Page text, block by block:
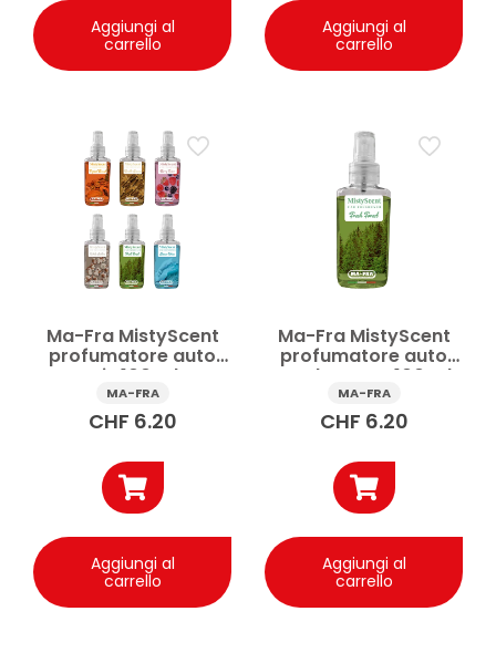
Aggiungi al
carrello
Aggiungi al
carrello
Ma-Fra MistyScent
profumatore auto
Mix 100 ml
MA-FRA
CHF 6.20
Aggiungi al
carrello
Ma-Fra MistyScent
profumatore auto
Fresh Forest 100 ml
MA-FRA
CHF 6.20
Aggiungi al
carrello